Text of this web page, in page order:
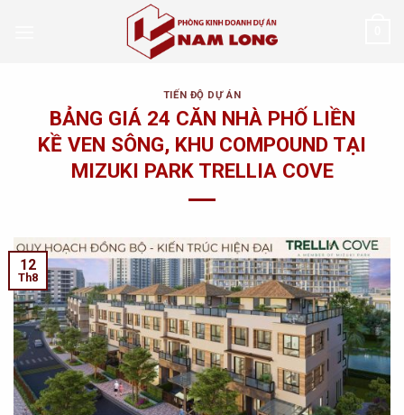
TIẾN ĐỘ DỰ ÁN
BẢNG GIÁ 24 CĂN NHÀ PHỐ LIỀN
KỀ VEN SÔNG, KHU COMPOUND TẠI
MIZUKI PARK TRELLIA COVE
12
Th8